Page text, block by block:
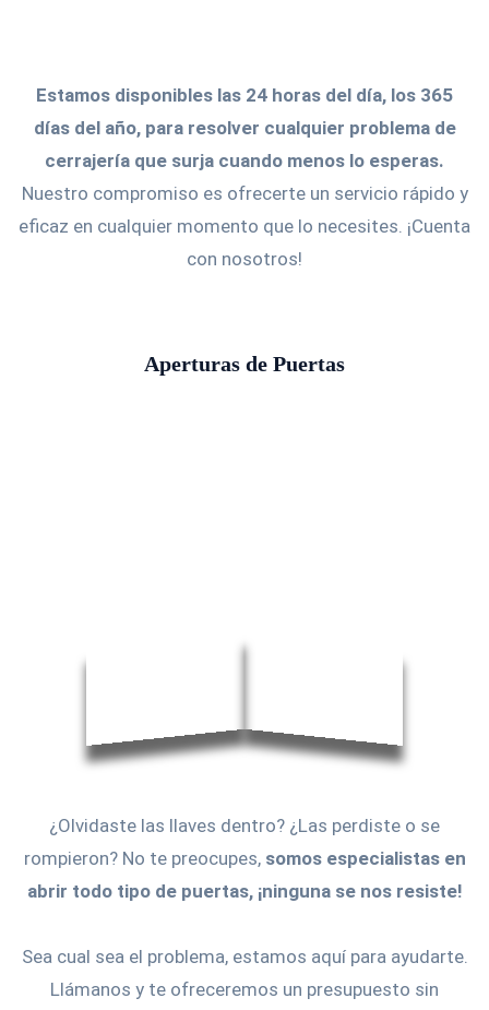
Estamos disponibles las 24 horas del día, los 365
días del año, para resolver cualquier problema de
cerrajería que surja cuando menos lo esperas.
Nuestro compromiso es ofrecerte un servicio rápido y
eficaz en cualquier momento que lo necesites. ¡Cuenta
con nosotros!
Aperturas de Puertas
¿Olvidaste las llaves dentro? ¿Las perdiste o se
rompieron? No te preocupes, somos especialistas en
abrir todo tipo de puertas, ¡ninguna se nos resiste!
Sea cual sea el problema, estamos aquí para ayudarte.
Llámanos y te ofreceremos un presupuesto sin